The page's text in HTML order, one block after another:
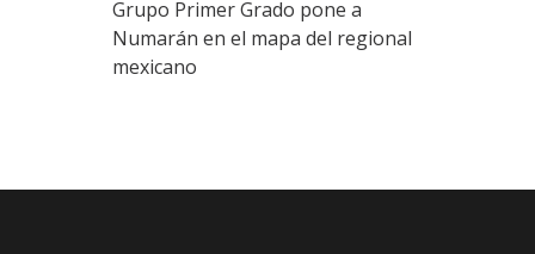
Grupo Primer Grado pone a
Numarán en el mapa del regional
mexicano